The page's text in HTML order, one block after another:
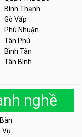
Bình Thạnh
Gò Vấp
Phú Nhuận
Tân Phú
Bình Tân
Tân Bình
nghề
Vụ